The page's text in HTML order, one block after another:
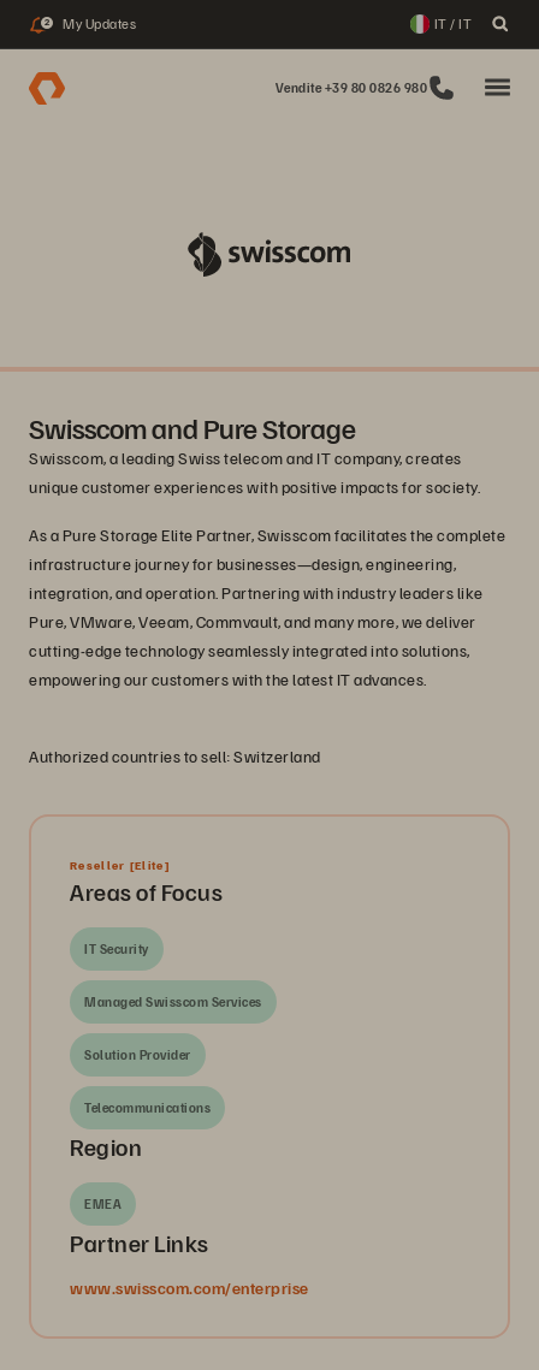
2 My Updates IT / IT
Vendite +39 80 0826 980
Swisscom and Pure Storage
Swisscom, a leading Swiss telecom and IT company, creates
unique customer experiences with positive impacts for society.
As a Pure Storage Elite Partner, Swisscom facilitates the complete
infrastructure journey for businesses—design, engineering,
integration, and operation. Partnering with industry leaders like
Pure, VMware, Veeam, Commvault, and many more, we deliver
cutting-edge technology seamlessly integrated into solutions,
empowering our customers with the latest IT advances.
Authorized countries to sell: Switzerland
Reseller [Elite]
Areas of Focus
IT Security
Managed Swisscom Services
Solution Provider
Telecommunications
Region
EMEA
Partner Links
www.swisscom.com/enterprise